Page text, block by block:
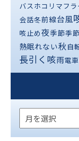
バス ホコリ マフラ
会話冬前線台風
咳止め夜季節季
熱眠れない秋 自
長引く咳雨電車